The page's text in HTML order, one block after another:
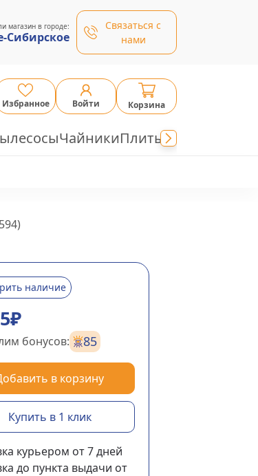
магазин в городе:
Сибирское
Связаться с
нами
Избранное Войти Корзина
ЧайникиПлиты
)
наличие
бонусов: 85
в корзину
Купить в 1 клик
курьером от 7дней
до пункта выдачи от